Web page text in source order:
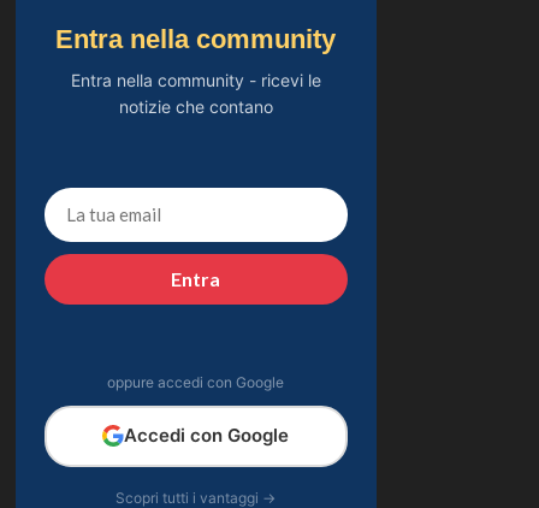
Entra nella community
Entra nella community - ricevi le
notizie che contano
Entra
oppure accedi con Google
Accedi con Google
Scopri tutti i vantaggi →